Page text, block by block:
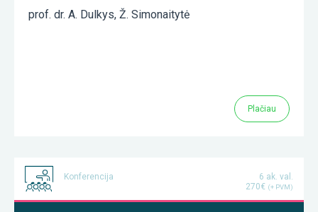
prof. dr. A. Dulkys, Ž. Simonaitytė
Plačiau
Konferencija
6 ak. val.
270€ (+ PVM)